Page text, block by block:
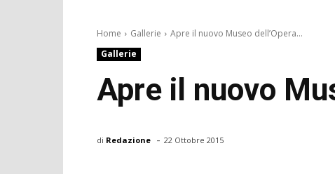
Home Gallerie
Apre il nuovo Museo dell’Opera...
Gallerie
Apre il nuovo
di Redazione - 22 Ottobre 2015